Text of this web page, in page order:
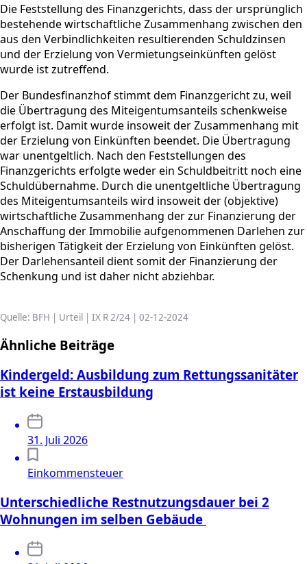
Die Feststellung des Finanzgerichts, dass der ursprünglich
bestehende wirtschaftliche Zusammenhang zwischen den
aus den Verbindlichkeiten resultierenden Schuldzinsen
und der Erzielung von Vermietungseinkünften gelöst
wurde ist zutreffend.
Der Bundesfinanzhof stimmt dem Finanzgericht zu, weil
die Übertragung des Miteigentumsanteils schenkweise
erfolgt ist. Damit wurde insoweit der Zusammenhang mit
der Erzielung von Einkünften beendet. Die Übertragung
war unentgeltlich. Nach den Feststellungen des
Finanzgerichts erfolgte weder ein Schuldbeitritt noch eine
Schuldübernahme. Durch die unentgeltliche Übertragung
des Miteigentumsanteils wird insoweit der (objektive)
wirtschaftliche Zusammenhang der zur Finanzierung der
Anschaffung der Immobilie aufgenommenen Darlehen zur
bisherigen Tätigkeit der Erzielung von Einkünften gelöst.
Der Darlehensanteil dient somit der Finanzierung der
Schenkung und ist daher nicht abziehbar.
Quelle: BFH | Urteil | IX R 2/24 | 02-12-2024
Ähnliche Beiträge
Kindergeld: Ausbildung zum Rettungssanitäter
ist keine Erstausbildung
31. Juli 2026
Einkommensteuer
Unterschiedliche Restnutzungsdauer bei 2
Wohnungen im selben Gebäude